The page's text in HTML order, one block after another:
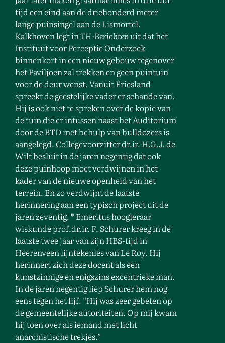
tijd een eind aan de driehonderd meter
lange puinsingel aan de Lismortel.
Kalkhoven legt inTH-Berichtenuit dat het
Instituut voor Perceptie Onderzoek
binnenkort in een nieuw gebouw tegenover
het Paviljoen zal trekken en geen puintuin
voor de deur wenst. Vanuit Friesland
spreekt de geestelijke vader er schande van.
Hij is ook niet te spreken over de kopie van
de tuin die er intussen naast het Auditorium
door de BTD met behulp van bulldozers is
aangelegd. Collegevoorzitter dr.ir. H.G.J. de
Wiltbesluit in de jaren negentig dat ook
deze puinhoop moet verdwijnen in het
kader van de nieuwe openheid van het
terrein. En zo verdwijnt de laatste
herinnering aan een typisch project uit de
jaren zeventig. * Emeritus hoogleraar
wiskunde prof.dr.ir. F. Schurer kreeg in de
laatste twee jaar van zijn HBS-tijd in
Heerenveen lijntekenles van Le Roy. Hij
herinnert zich deze docent als een
kunstzinnige en enigszins excentrieke man.
In de jaren negentig liep Schurer hem nog
eens tegen het lijf. “Hij was zeer gebeten op
de gemeentelijke autoriteiten. Op mij kwam
hij toen over als iemand met licht
anarchistische trekjes.”